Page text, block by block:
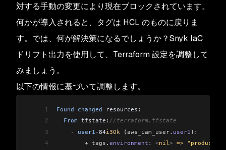
対する手動の変更により現在ブロックされています。
何かが導入されると、タグは HCL のものに戻りま
す。では、何が解決策になるでしょうか？Snyk IaC
ドリフト出力を使用して、Terraform 設定を調整して
みましょう。
以下の情報に基づいて調整します。
1 Found changed resources:
2
  From
tfstate: //terraform.tfstate
3
    -
user1 -84i30k (aws_iam_user. user1 ):
4
        +
tags . environment : <nil> =>